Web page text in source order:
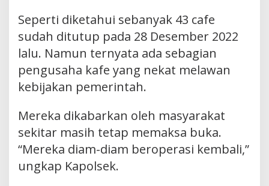
Seperti diketahui sebanyak 43 cafe
sudah ditutup pada 28 Desember 2022
lalu. Namun ternyata ada sebagian
pengusaha kafe yang nekat melawan
kebijakan pemerintah.
Mereka dikabarkan oleh masyarakat
sekitar masih tetap memaksa buka.
“Mereka diam-diam beroperasi kembali,”
ungkap Kapolsek.